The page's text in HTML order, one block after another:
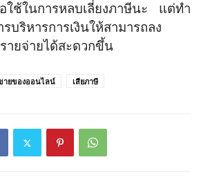
ใช้ในการหลบเลี่ยงภาษีนะ แต่ทำ
บริหารการเงินให้สามารถลง
ยจ่ายได้สะดวกขึ้น
ายของออนไลน์ เสียภาษี